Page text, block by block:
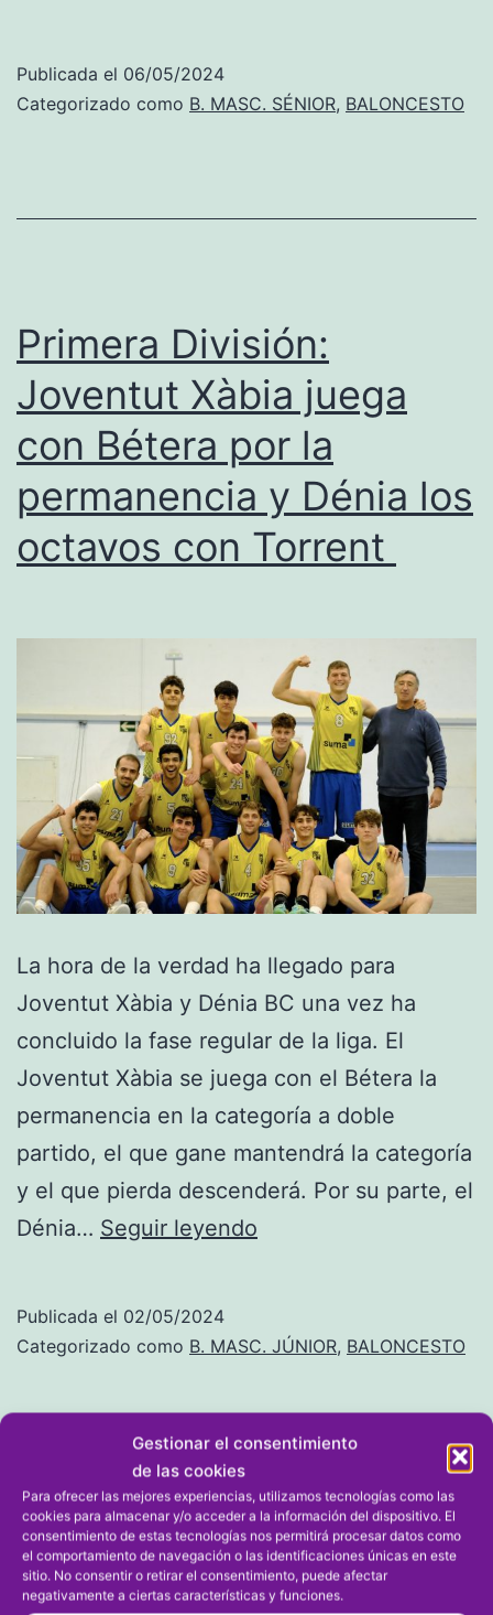
Gestionar el consentimiento
de las cookies
Para ofrecer las mejores experiencias, utilizamos tecnologías como las
cookies para almacenar y/o acceder a la información del dispositivo. El
consentimiento de estas tecnologías nos permitirá procesar datos como
el comportamiento de navegación o las identificaciones únicas en este
sitio. No consentir o retirar el consentimiento, puede afectar
negativamente a ciertas características y funciones.
Dénia
Torrent
y
victoria
del
Joventut
Xàbia
para
Publicada el 06/05/2024
Categorizado como B. MASC. SÉNIOR, BALONCESTO
Primera División:
Joventut Xàbia juega
con Bétera por la
permanencia y Dénia los
octavos con Torrent
La hora de la verdad ha llegado para
Joventut Xàbia y Dénia BC una vez ha
concluido la fase regular de la liga. El
Joventut Xàbia se juega con el Bétera la
permanencia en la categoría a doble
partido, el que gane mantendrá la categoría
y el que pierda descenderá. Por su parte, el
Dénia… Seguir leyendo
Xàbia
con
Bétera
por
la
permanencia
y
Publicada el 02/05/2024
Categorizado como B. MASC. JÚNIOR, BALONCESTO
Gerard Sastre, Sam